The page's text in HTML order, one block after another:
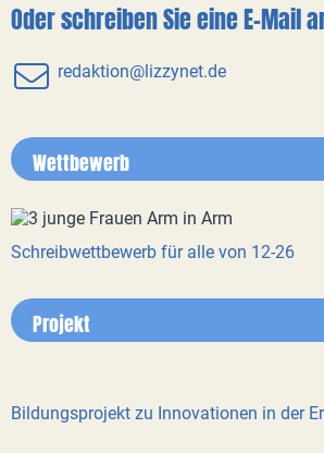
Oder schreiben Sie eine E-Mail
redaktion@lizzynet.de
Wettbewerb
Schreibwettbewerb für alle von 12-26
Projekt
Bildungsprojekt zu Innovationen in der